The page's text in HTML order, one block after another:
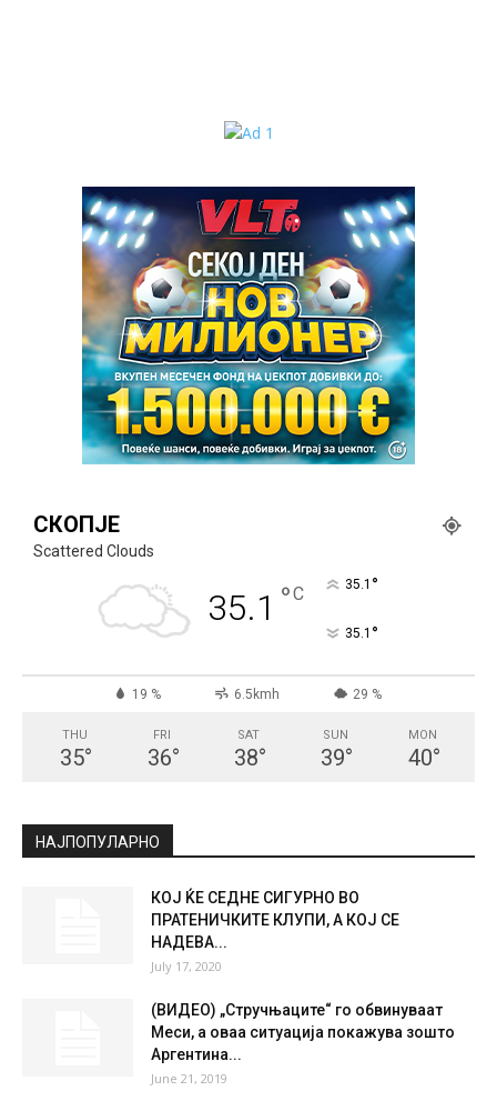
СКОПЈЕ
Scattered Clouds
35.1 °C 35.1 °
35.1 °
19 % 6.5kmh 29 %
THU
35°
FRI
36°
SAT
38°
SUN
39°
MON
40°
НАЈПОПУЛАРНО
КОЈ ЌЕ СЕДНЕ СИГУРНО ВО
ПРАТЕНИЧКИТЕ КЛУПИ, А КОЈ СЕ
НАДЕВА...
July 17, 2020
(ВИДЕО) „Стручњаците“ го обвинуваат
Меси, а оваа ситуација покажува зошто
Аргентина...
June 21, 2019